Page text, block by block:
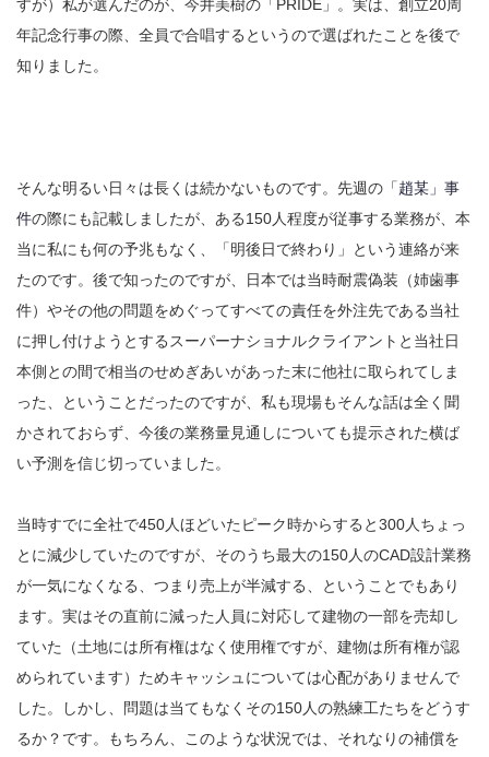
すが）私が選んだのが、 今井美樹の「PRIDE」。実は、創立20周
年記念行事の際、全員で合唱するというので選ばれたことを後で
知りました 。
そんな明るい日々は長くは続かないものです。先週の 「趙某」事
件の際にも記載しましたが、ある150人程度が従事する業務が、本
当に私にも何の予兆もなく、「明後日で終わり」という連絡が来
たのです。後で知ったのですが、日本では当時耐震偽装（姉歯事
件）やその他の問題をめぐってすべての責任を外注先である当社
に押し付けようとするスーパーナショナルクライアントと当社日
本側との間で相当のせめぎあいがあった末に他社に取られてしま
った、ということだったのですが、私も現場もそんな話は全く聞
かされておらず、今後の業務量見通しについても提示された横ば
い予測を信じ切っていました。
当時すでに全社で450人ほどいたピーク時からすると300人ちょっ
とに減少していたのですが、そのうち最大の150人のCAD設計業務
が一気になくなる、つまり売上が半減する、ということでもあり
ます。実はその直前に減った人員に対応して建物の一部を売却し
ていた（土地には所有権はなく使用権ですが、建物は所有権が認
められています）ためキャッシュについては心配がありませんで
した。しかし、問題は当てもなくその150人の熟練工たちをどうす
るか？です。もちろん、このような状況では、それなりの補償を